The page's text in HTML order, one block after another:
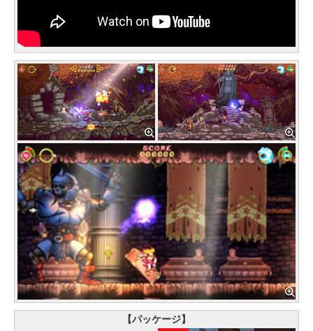
【パッケージ】